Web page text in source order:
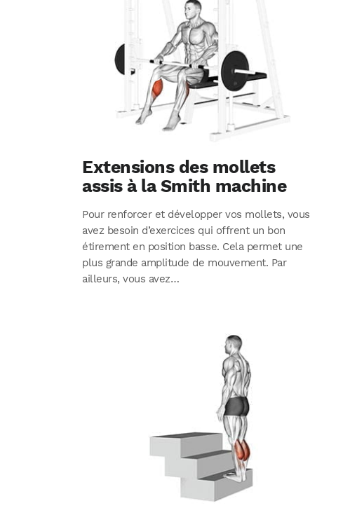
Extensions des mollets
assis à la Smith machine
Pour renforcer et développer vos mollets, vous
avez besoin d’exercices qui offrent un bon
étirement en position basse. Cela permet une
plus grande amplitude de mouvement. Par
ailleurs, vous avez…